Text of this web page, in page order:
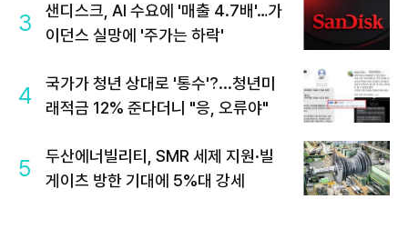
3
샌디스크, AI 수요에 '매출 4.7배'…가
이던스 실망에 '주가는 하락'
4
국가가 청년 상대로 '통수'?...청년미
래적금 12% 준다더니 "응, 오류야"
5
두산에너빌리티, SMR 세제 지원·빌
게이츠 방한 기대에 5%대 강세